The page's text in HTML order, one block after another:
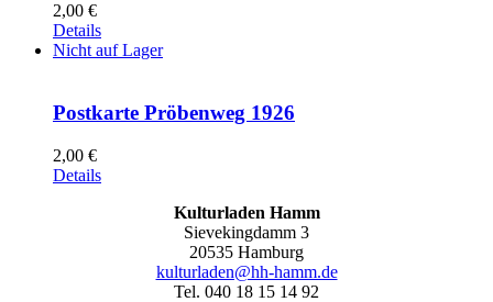
2,00 €
Details
Nicht auf Lager
Postkarte Pröbenweg 1926
2,00 €
Details
Kulturladen Hamm
Sievekingdamm 3
20535 Hamburg
kulturladen@hh-hamm.de
Tel. 040 18 15 14 92